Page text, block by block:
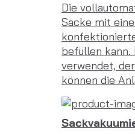
Die
Säcke mit
befüllen kann.
verwendet,
können die